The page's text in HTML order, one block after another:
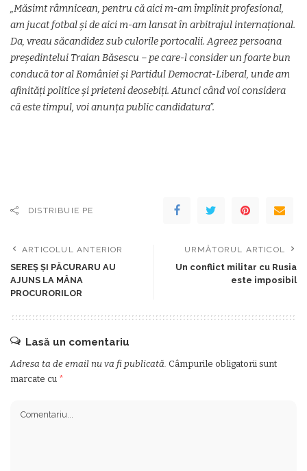
„Măsimt râmnicean, pentru că aici m-am împlinit profesional,
am jucat fotbal și de aici m-am lansat în arbitrajul internațional.
Da, vreau săcandidez sub culorile portocalii. Agreez persoana
președintelui Traian Băsescu – pe care-l consider un foarte bun
conducă tor al României și Partidul Democrat-Liberal, unde am
afinități politice și prieteni deosebiți. Atunci când voi considera
că este timpul, voi anunța public candidatura”.
DISTRIBUIE PE
ARTICOLUL ANTERIOR
SEREȘ ȘI PĂCURARU AU
AJUNS LA MÂNA
PROCURORILOR
URMĂTORUL ARTICOL
Un conflict militar cu Rusia
este imposibil
Lasă un comentariu
Adresa ta de email nu va fi publicată. Câmpurile obligatorii sunt
marcate cu *